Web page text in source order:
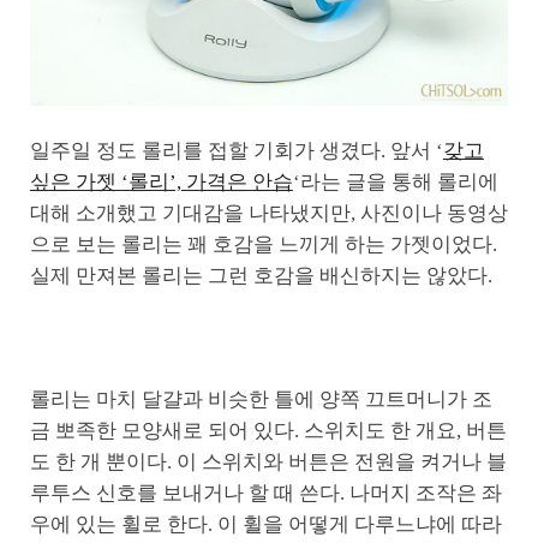
일주일 정도 롤리를 접할 기회가 생겼다. 앞서 ‘갖고
싶은 가젯 ‘롤리’, 가격은 안습‘라는 글을 통해 롤리에
대해 소개했고 기대감을 나타냈지만, 사진이나 동영상
으로 보는 롤리는 꽤 호감을 느끼게 하는 가젯이었다.
실제 만져본 롤리는 그런 호감을 배신하지는 않았다.
롤리는 마치 달걀과 비슷한 틀에 양쪽 끄트머니가 조
금 뽀족한 모양새로 되어 있다. 스위치도 한 개요, 버튼
도 한 개 뿐이다. 이 스위치와 버튼은 전원을 켜거나 블
루투스 신호를 보내거나 할 때 쓴다. 나머지 조작은 좌
우에 있는 휠로 한다. 이 휠을 어떻게 다루느냐에 따라